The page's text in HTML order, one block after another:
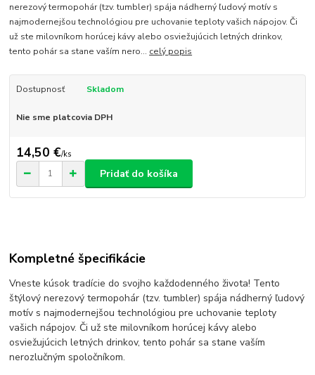
nerezový termopohár (tzv. tumbler) spája nádherný ľudový motív s
najmodernejšou technológiou pre uchovanie teploty vašich nápojov. Či
už ste milovníkom horúcej kávy alebo osviežujúcich letných drinkov,
tento pohár sa stane vaším nero... celý popis
Dostupnosť Skladom
Nie sme platcovia DPH
14,50 €/ks
Pridať do košíka
Kompletné špecifikácie
Vneste kúsok tradície do svojho každodenného života! Tento
štýlový nerezový termopohár (tzv. tumbler) spája nádherný ľudový
motív s najmodernejšou technológiou pre uchovanie teploty
vašich nápojov. Či už ste milovníkom horúcej kávy alebo
osviežujúcich letných drinkov, tento pohár sa stane vaším
nerozlučným spoločníkom.